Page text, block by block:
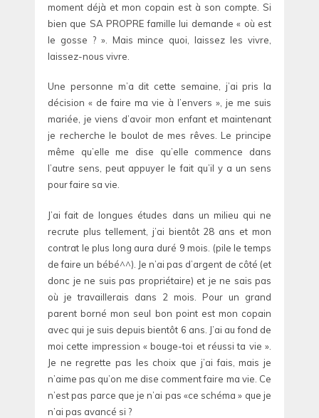
moment déjà et mon copain est à son compte. Si
bien que SA PROPRE famille lui demande « où est
le gosse ? ». Mais mince quoi, laissez les vivre,
laissez-nous vivre.
Une personne m’a dit cette semaine, j’ai pris la
décision « de faire ma vie à l’envers », je me suis
mariée, je viens d’avoir mon enfant et maintenant
je recherche le boulot de mes rêves. Le principe
même qu’elle me dise qu’elle commence dans
l’autre sens, peut appuyer le fait qu’il y a un sens
pour faire sa vie.
J’ai fait de longues études dans un milieu qui ne
recrute plus tellement, j’ai bientôt 28 ans et mon
contrat le plus long aura duré 9 mois. (pile le temps
de faire un bébé^^). Je n’ai pas d’argent de côté (et
donc je ne suis pas propriétaire) et je ne sais pas
où je travaillerais dans 2 mois. Pour un grand
parent borné mon seul bon point est mon copain
avec qui je suis depuis bientôt 6 ans. J’ai au fond de
moi cette impression « bouge-toi et réussi ta vie ».
Je ne regrette pas les choix que j’ai fais, mais je
n’aime pas qu’on me dise comment faire ma vie. Ce
n’est pas parce que je n’ai pas «ce schéma » que je
n’ai pas avancé si ?